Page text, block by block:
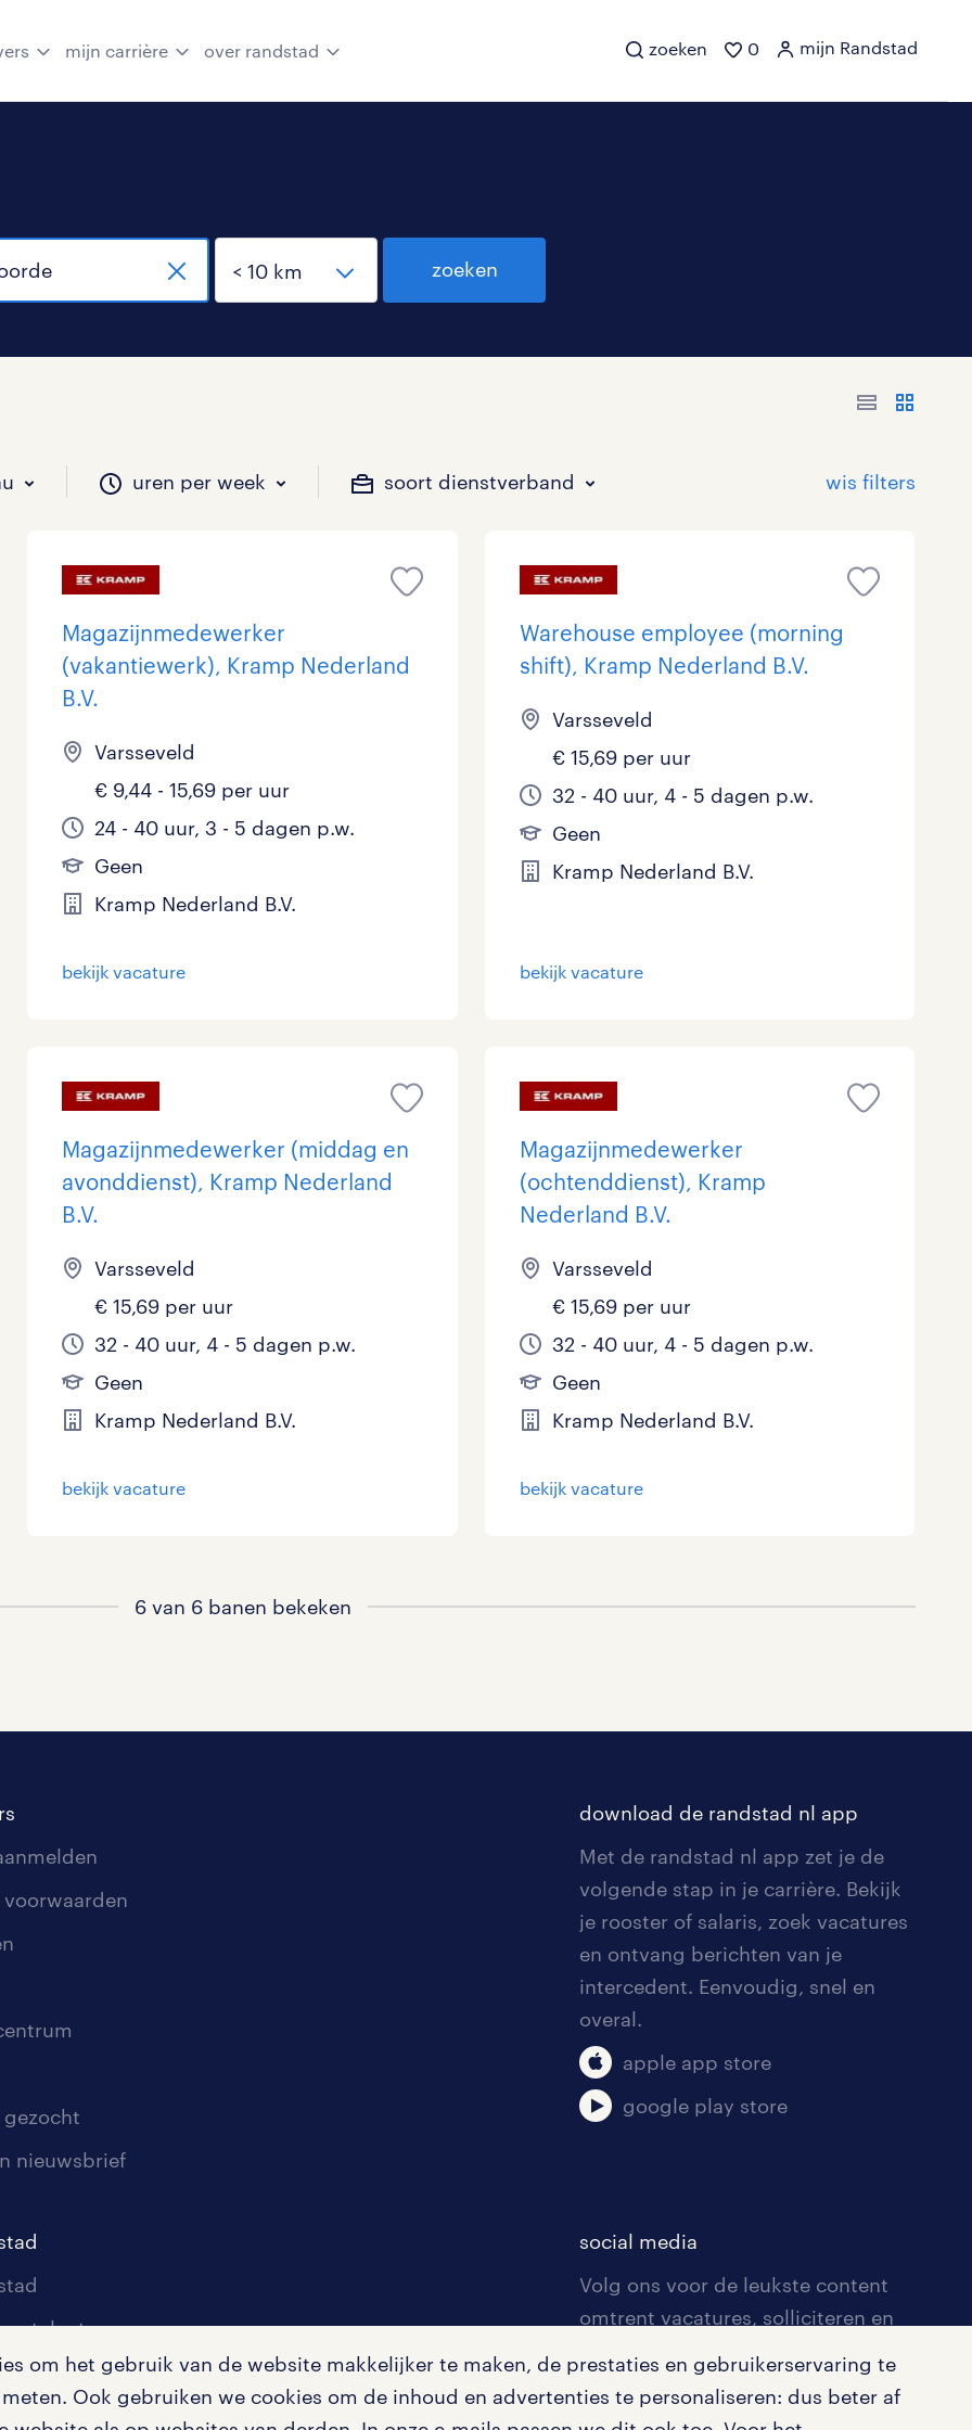
om het gebruik van de website makkelijker te maken, de prestaties en gebruikerservaring te
Ook gebruiken we cookies om de inhoud en advertenties te personaliseren: dus beter af
mijn carrière over randstad zoeken 0 mijn Randstad
zoeken
uren per week soort dienstverband
je werken?
Beveiliging Bouw
Chauffeurs Commercieel / Verkoop
Horeca / Catering
Industrieel / Productie Juridisch
Management / Leidinggevend
Onderwijs Overheid
Zorg / Verpleging
Geen HAVO/VWO
LBO, MAVO, VMBO 0
Ondersteunend onderwijs 0
WO 0
je werken?
9 - 16 uur 17 - 24 uur
33 - 36 uur 0 37 - 40+ uur 0
zou jij willen?
Tijdelijk Tijdelijk met uitzicht op vast
Magazijnmedewerker
(vakantiewerk), Kramp Nederland
B.V.
Varsseveld
€ 9,44 - 15,69 per uur
24 - 40 uur, 3 - 5 dagen p.w.
Geen
Kramp Nederland B.V.
bekijk vacature
Warehouse employee (morning
shift), Kramp Nederland B.V.
Varsseveld
€ 15,69 per uur
32 - 40 uur, 4 - 5 dagen p.w.
Geen
Kramp Nederland B.V.
bekijk vacature
Magazijnmedewerker (middag en
avonddienst), Kramp Nederland
B.V.
Varsseveld
€ 15,69 per uur
32 - 40 uur, 4 - 5 dagen p.w.
Geen
Kramp Nederland B.V.
bekijk vacature
Magazijnmedewerker
(ochtenddienst), Kramp
Nederland B.V.
Varsseveld
€ 15,69 per uur
32 - 40 uur, 4 - 5 dagen p.w.
Geen
Kramp Nederland B.V.
bekijk vacature
6 van 6 banen bekeken
gezocht
nieuwsbrief
talent
werkgevers
download de randstad nl app
Met de randstad nl app zet je de
volgende stap in je carrière. Bekijk
je rooster of salaris, zoek vacatures
en ontvang berichten van je
intercedent. Eenvoudig, snel en
overal.
apple app store
google play store
social media
Volg ons voor de leukste content
omtrent vacatures, solliciteren en